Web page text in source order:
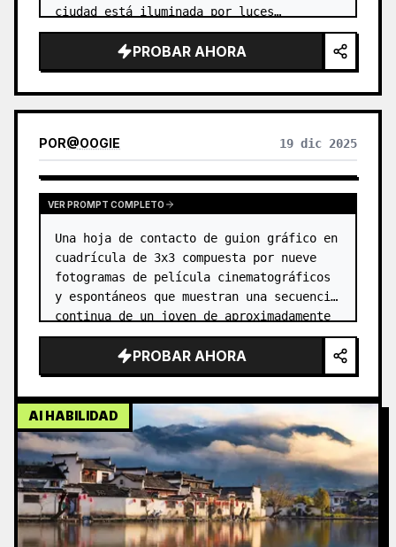
ciudad está iluminada por luces…
PROBAR AHORA
POR@OOGIE 19 dic 2025
VER PROMPT COMPLETO
Una hoja de contacto de guion gráfico en
cuadrícula de 3x3 compuesta por nueve
fotogramas de película cinematográficos
y espontáneos que muestran una secuencia
continua de un joven de aproximadamente
20 a 25 años. Tiene el cabello castaño
despeinado y un rostr…
PROBAR AHORA
AI HABILIDAD